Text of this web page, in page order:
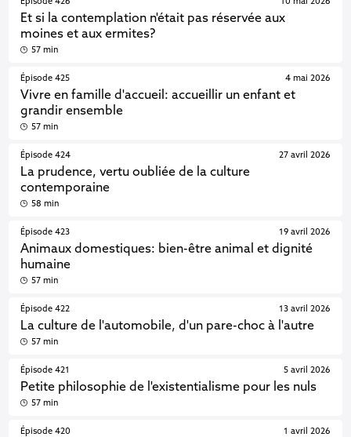
Épisode 426
Et si la contemplation n'était pas réservée aux
moines et aux ermites?
10 mai 2026
57 min
Épisode 425
Vivre en famille d'accueil: accueillir un enfant et
grandir ensemble
4 mai 2026
57 min
Épisode 424
La prudence, vertu oubliée de la culture
contemporaine
27 avril 2026
58 min
Épisode 423
Animaux domestiques: bien-être animal et dignité
humaine
19 avril 2026
57 min
Épisode 422
La culture de l'automobile, d'un pare-choc à l'autre
13 avril 2026
57 min
Épisode 421
Petite philosophie de l'existentialisme pour les nuls
5 avril 2026
57 min
Épisode 420 1 avril 2026